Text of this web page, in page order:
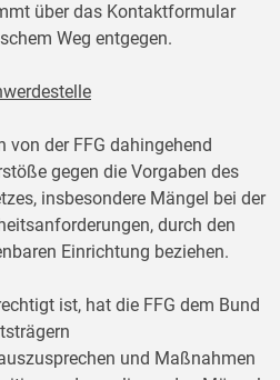
über das Kontaktformular
Weg entgegen.
von der FFG dahingehend
gegen die Vorgaben des
insbesondere Mängel bei der
durch den
Einrichtung beziehen.
ist, hat die FFG dem Bund
und Maßnahmen